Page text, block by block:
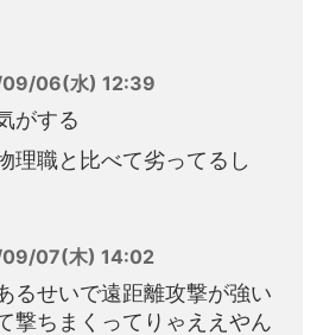
06(水) 12:39
がする
理職と比べて劣ってるし
07(木) 14:02
るせいで遠距離攻撃が強い
撃ちまくってりゃええやん